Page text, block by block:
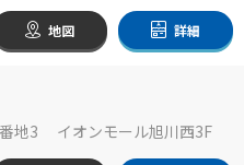
地図 詳細
地3 イオンモール旭川西3F